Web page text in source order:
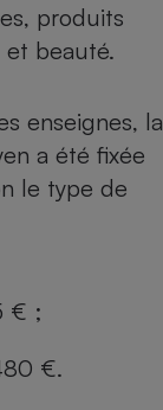
produits
et beauté.
enseignes, la
a été fixée
le type de
€ ;
€.